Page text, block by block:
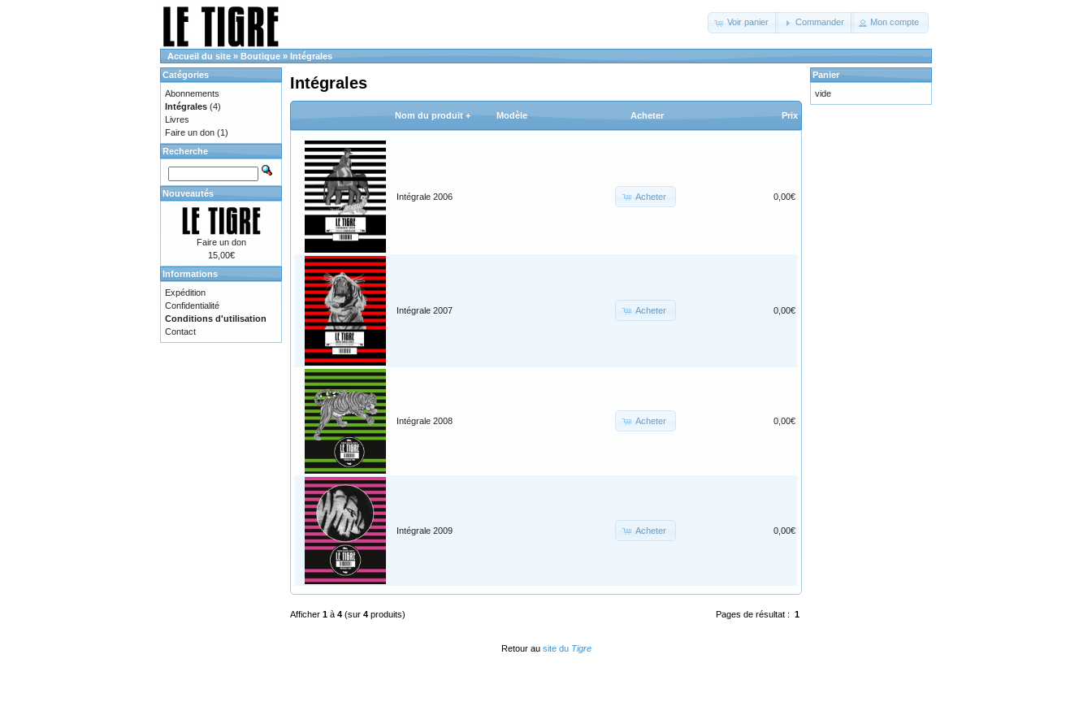
Voir panier Commander Mon compte
Accueil du site » Boutique » Intégrales
Intégrales
Nom du produit + Modèle Acheter Prix
Intégrale 2006 Acheter 0,00€
Intégrale 2007 Acheter 0,00€
Intégrale 2008 Acheter 0,00€
Intégrale 2009 Acheter 0,00€
Pages de résultat : 1
Afficher 1 à 4 (sur 4 produits)
Catégories
Abonnements
Intégrales (4)
Livres
Faire un don (1)
Recherche
Nouveautés
Faire un don
15,00€
Informations
Expédition
Confidentialité
Conditions d'utilisation
Contact
Panier
vide
Retour au site du Tigre